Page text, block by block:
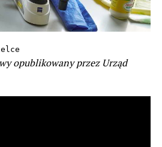
opublikowany przez Urząd